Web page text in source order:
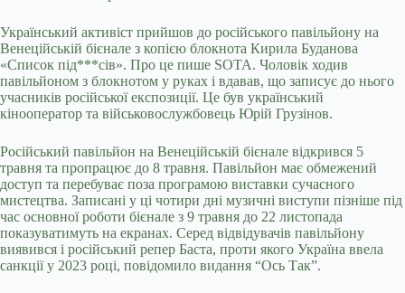
Український активіст прийшов до російського павільйону на
Венеційській бієнале з копією блокнота Кирила Буданова
«Список під***сів». Про це пише SOTA. Чоловік ходив
павільйоном з блокнотом у руках і вдавав, що записує до нього
учасників російської експозиції. Це був український
кінооператор та військовослужбовець Юрій Грузінов.
Російський павільйон на Венеційській бієнале відкрився 5
травня та пропрацює до 8 травня. Павільйон має обмежений
доступ та перебуває поза програмою виставки сучасного
мистецтва. Записані у ці чотири дні музичні виступи пізніше під
час основної роботи бієнале з 9 травня до 22 листопада
показуватимуть на екранах. Серед відвідувачів павільйону
виявився і російський репер Баста, проти якого Україна ввела
санкції у 2023 році, повідомило видання “Ось Так”.